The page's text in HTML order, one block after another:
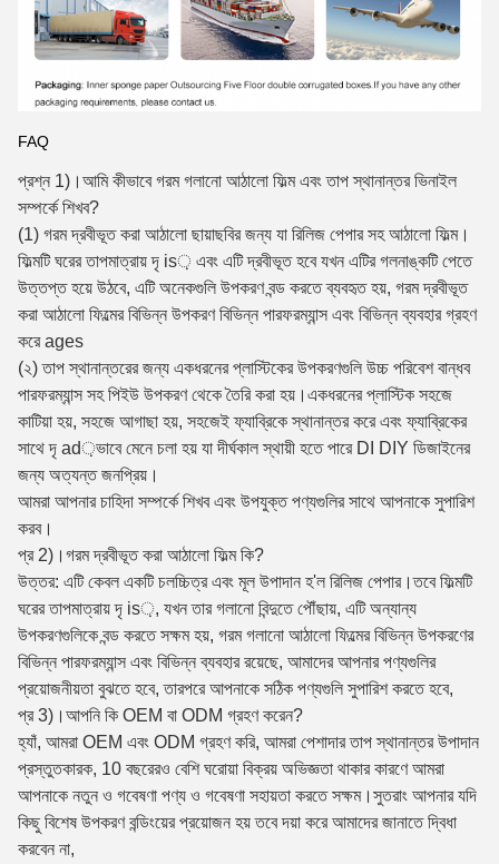
FAQ
প্রশ্ন 1)।আমি কীভাবে গরম গলানো আঠালো ফিল্ম এবং তাপ স্থানান্তর ভিনাইল
সম্পর্কে শিখব?
(1) গরম দ্রবীভূত করা আঠালো ছায়াছবির জন্য যা রিলিজ পেপার সহ আঠালো ফিল্ম।
ফিল্মটি ঘরের তাপমাত্রায় দৃ is় এবং এটি দ্রবীভূত হবে যখন এটির গলনাঙ্কটি পেতে
উত্তপ্ত হয়ে উঠবে, এটি অনেকগুলি উপকরণ বন্ড করতে ব্যবহৃত হয়, গরম দ্রবীভূত
করা আঠালো ফিল্মের বিভিন্ন উপকরণ বিভিন্ন পারফরম্যান্স এবং বিভিন্ন ব্যবহার গ্রহণ
করে ages
(২) তাপ স্থানান্তরের জন্য একধরনের প্লাস্টিকের উপকরণগুলি উচ্চ পরিবেশ বান্ধব
পারফরম্যান্স সহ পিইউ উপকরণ থেকে তৈরি করা হয়।একধরনের প্লাস্টিক সহজে
কাটিয়া হয়, সহজে আগাছা হয়, সহজেই ফ্যাব্রিকে স্থানান্তর করে এবং ফ্যাব্রিকের
সাথে দৃ ad়ভাবে মেনে চলা হয় যা দীর্ঘকাল স্থায়ী হতে পারে DI DIY ডিজাইনের
জন্য অত্যন্ত জনপ্রিয়।
আমরা আপনার চাহিদা সম্পর্কে শিখব এবং উপযুক্ত পণ্যগুলির সাথে আপনাকে সুপারিশ
করব।
প্র 2)।গরম দ্রবীভূত করা আঠালো ফিল্ম কি?
উত্তর: এটি কেবল একটি চলচ্চিত্র এবং মূল উপাদান হ'ল রিলিজ পেপার।তবে ফিল্মটি
ঘরের তাপমাত্রায় দৃ is়, যখন তার গলানো বিন্দুতে পৌঁছায়, এটি অন্যান্য
উপকরণগুলিকে বন্ড করতে সক্ষম হয়, গরম গলানো আঠালো ফিল্মের বিভিন্ন উপকরণের
বিভিন্ন পারফরম্যান্স এবং বিভিন্ন ব্যবহার রয়েছে, আমাদের আপনার পণ্যগুলির
প্রয়োজনীয়তা বুঝতে হবে, তারপরে আপনাকে সঠিক পণ্যগুলি সুপারিশ করতে হবে,
প্র 3)।আপনি কি OEM বা ODM গ্রহণ করেন?
হ্যাঁ, আমরা OEM এবং ODM গ্রহণ করি, আমরা পেশাদার তাপ স্থানান্তর উপাদান
প্রস্তুতকারক, 10 বছরেরও বেশি ঘরোয়া বিক্রয় অভিজ্ঞতা থাকার কারণে আমরা
আপনাকে নতুন ও গবেষণা পণ্য ও গবেষণা সহায়তা করতে সক্ষম।সুতরাং আপনার যদি
কিছু বিশেষ উপকরণ বন্ডিংয়ের প্রয়োজন হয় তবে দয়া করে আমাদের জানাতে দ্বিধা
করবেন না,